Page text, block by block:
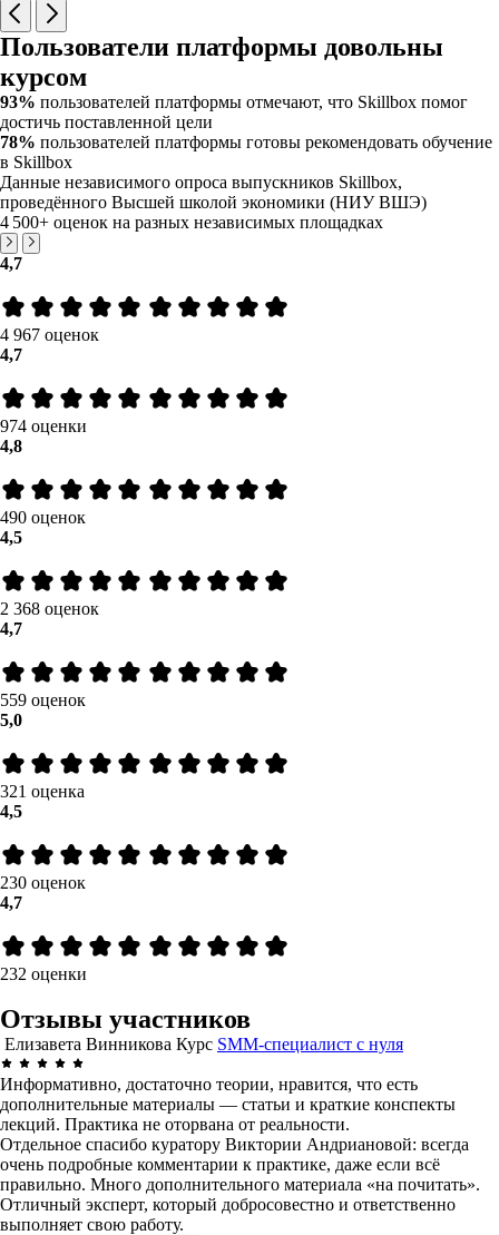
Пользователи платформы довольны
курсом
93% пользователей платформы отмечают, что Skillbox помог
достичь поставленной цели
78% пользователей платформы готовы рекомендовать обучение
в Skillbox
Данные независимого опроса выпускников Skillbox,
проведённого Высшей школой экономики (НИУ ВШЭ)
4 500+ оценок на разных независимых площадках
4,7
4 967 оценок
4,7
974 оценки
4,8
490 оценок
4,5
2 368 оценок
4,7
559 оценок
5,0
321 оценка
4,5
230 оценок
4,7
232 оценки
Отзывы участников
Елизавета Винникова Курс SMM-специалист с нуля
Информативно, достаточно теории, нравится, что есть
дополнительные материалы — статьи и краткие конспекты
лекций. Практика не оторвана от реальности.
Отдельное спасибо куратору Виктории Андриановой: всегда
очень подробные комментарии к практике, даже если всё
правильно. Много дополнительного материала «на почитать».
Отличный эксперт, который добросовестно и ответственно
выполняет свою работу.